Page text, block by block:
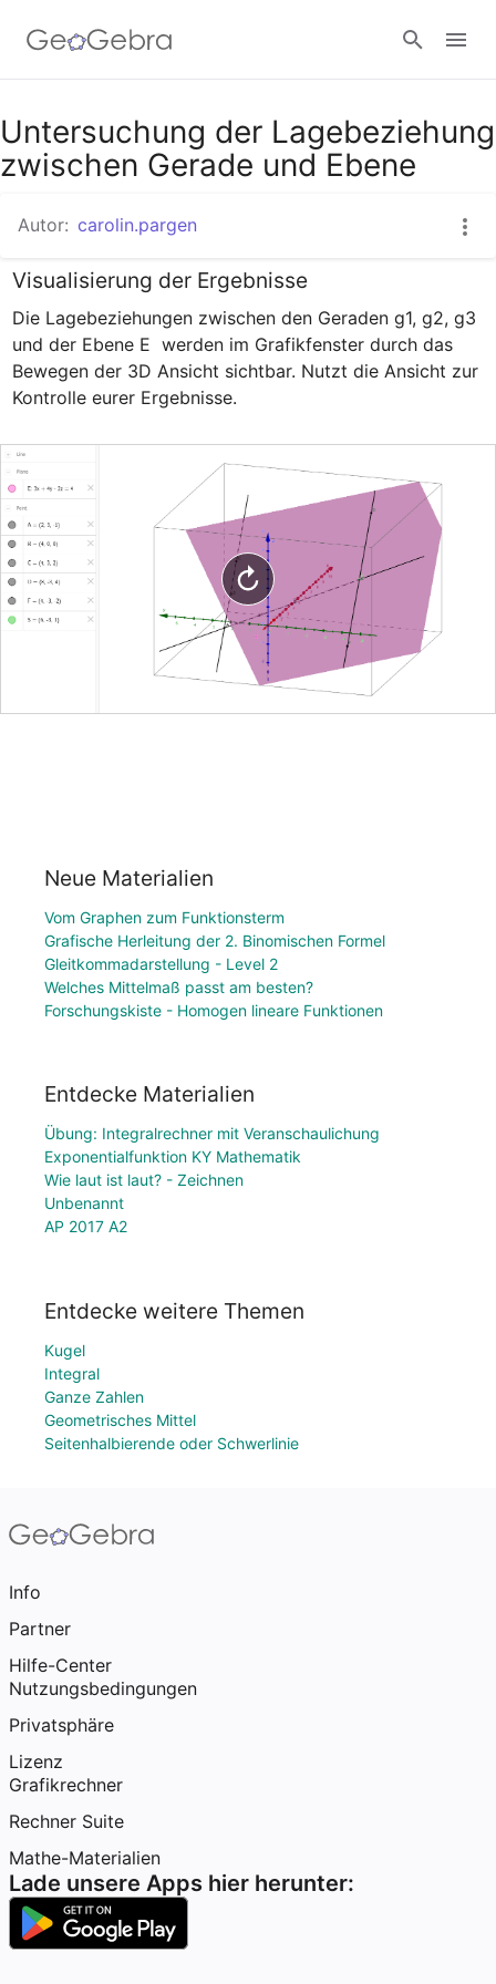
Google Classroom
Anmelden
Untersuchung der Lagebeziehung
zwischen Gerade und Ebene
Autor: carolin.pargen
Visualisierung der Ergebnisse
Die Lagebeziehungen zwischen den Geraden g1, g2, g3
und der Ebene E  werden im Grafikfenster durch das
Bewegen der 3D Ansicht sichtbar. Nutzt die Ansicht zur
Kontrolle eurer Ergebnisse.
Neue Materialien
Vom Graphen zum Funktionsterm
Grafische Herleitung der 2. Binomischen Formel
Gleitkommadarstellung - Level 2
Welches Mittelmaß passt am besten?
Forschungskiste - Homogen lineare Funktionen
Entdecke Materialien
Übung: Integralrechner mit Veranschaulichung
Exponentialfunktion KY Mathematik
Wie laut ist laut? - Zeichnen
Unbenannt
AP 2017 A2
Entdecke weitere Themen
Kugel
Integral
Ganze Zahlen
Geometrisches Mittel
Seitenhalbierende oder Schwerlinie
Info
Partner
Hilfe-Center
Nutzungsbedingungen
Privatsphäre
Lizenz
Grafikrechner
Rechner Suite
Mathe-Materialien
Lade unsere Apps hier herunter: